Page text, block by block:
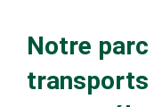
Notre
transports